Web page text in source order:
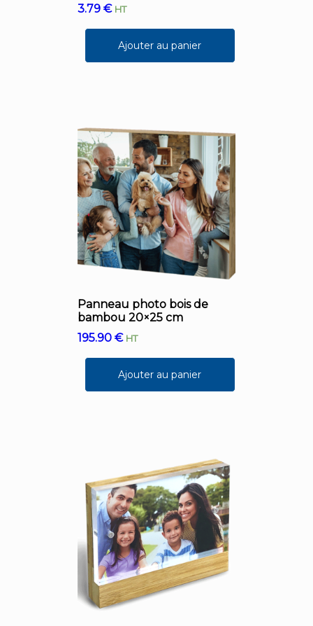
3.79€ HT
Ajouter au panier
Panneau photo bois de
bambou 20×25 cm
195.90€ HT
Ajouter au panier